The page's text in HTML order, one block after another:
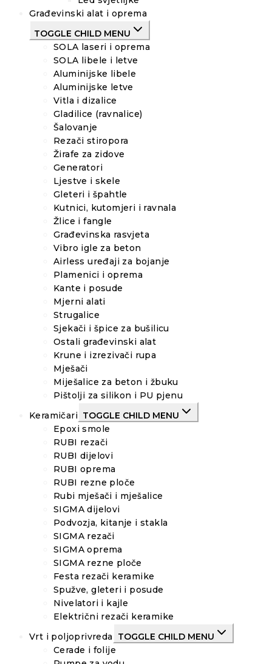
Građevinski alat i oprema
TOGGLE CHILD MENU
SOLA laseri i oprema
SOLA libele i letve
Aluminijske libele
Aluminijske letve
Vitla i dizalice
Gladilice (ravnalice)
Šalovanje
Rezači stiropora
Žirafe za zidove
Generatori
Ljestve i skele
Gleteri i špahtle
Kutnici, kutomjeri i ravnala
Žlice i fangle
Građevinska rasvjeta
Vibro igle za beton
Airless uređaji za bojanje
Plamenici i oprema
Kante i posude
Mjerni alati
Strugalice
Sjekači i špice za bušilicu
Ostali građevinski alat
Krune i izrezivači rupa
Mješači
Miješalice za beton i žbuku
Pištolji za silikon i PU pjenu
Keramičari TOGGLE CHILD MENU
Epoxi smole
RUBI rezači
RUBI dijelovi
RUBI oprema
RUBI rezne ploče
Rubi mješači i mješalice
SIGMA dijelovi
Podvozja, kitanje i stakla
SIGMA rezači
SIGMA oprema
SIGMA rezne ploče
Festa rezači keramike
Spužve, gleteri i posude
Nivelatori i kajle
Električni rezači keramike
Vrt i poljoprivreda
TOGGLE CHILD MENU
Cerade i folije